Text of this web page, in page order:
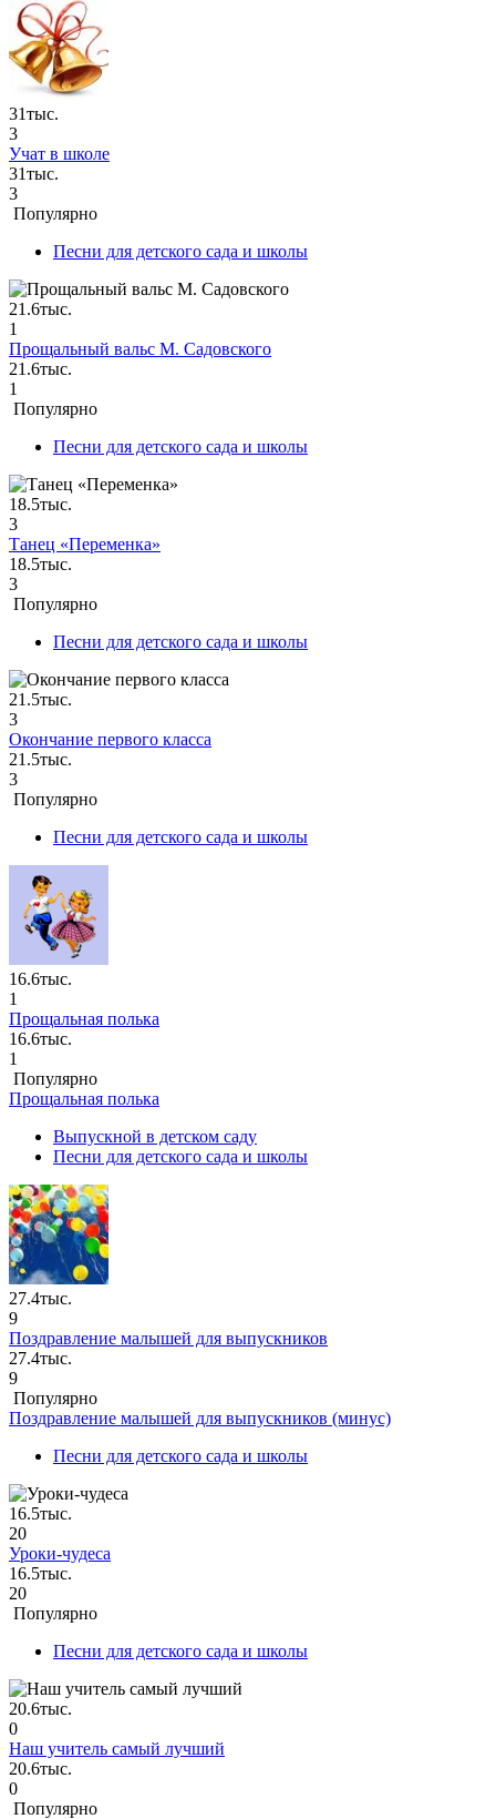
31тыс.
3
Учат в школе
31тыс.
3
Популярно
Песни для детского сада и школы
21.6тыс.
1
Прощальный вальс М. Садовского
21.6тыс.
1
Популярно
Песни для детского сада и школы
18.5тыс.
3
Танец «Переменка»
18.5тыс.
3
Популярно
Песни для детского сада и школы
21.5тыс.
3
Окончание первого класса
21.5тыс.
3
Популярно
Песни для детского сада и школы
16.6тыс.
1
Прощальная полька
16.6тыс.
1
Популярно
Прощальная полька
Выпускной в детском саду
Песни для детского сада и школы
27.4тыс.
9
Поздравление малышей для выпускников
27.4тыс.
9
Популярно
Поздравление малышей для выпускников (минус)
Песни для детского сада и школы
16.5тыс.
20
Уроки-чудеса
16.5тыс.
20
Популярно
Песни для детского сада и школы
20.6тыс.
0
Наш учитель самый лучший
20.6тыс.
0
Популярно